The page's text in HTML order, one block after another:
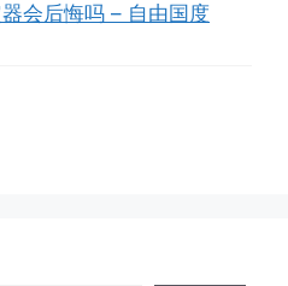
会后悔吗 – 自由国度